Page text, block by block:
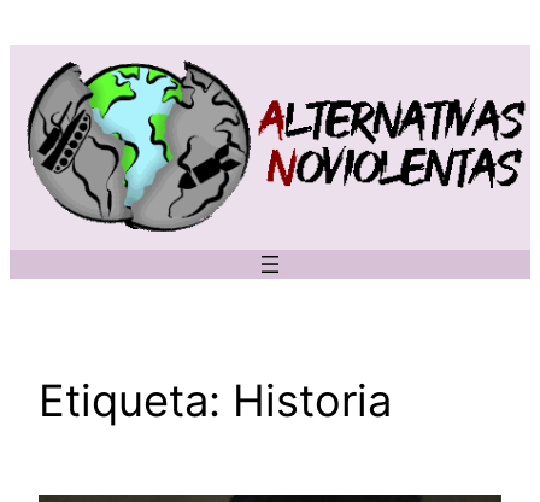
contenido
Etiqueta: Historia